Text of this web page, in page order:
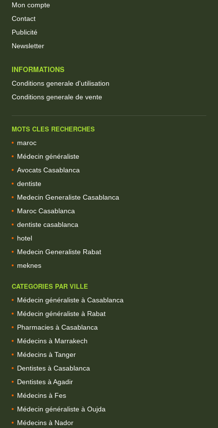
Mon compte
Contact
Publicité
Newsletter
INFORMATIONS
Conditions generale d'utilisation
Conditions generale de vente
MOTS CLES RECHERCHES
maroc
Médecin généraliste
Avocats Casablanca
dentiste
Medecin Generaliste Casablanca
Maroc Casablanca
dentiste casablanca
hotel
Medecin Generaliste Rabat
meknes
CATEGORIES PAR VILLE
Médecin généraliste à Casablanca
Médecin généraliste à Rabat
Pharmacies à Casablanca
Médecins à Marrakech
Médecins à Tanger
Dentistes à Casablanca
Dentistes à Agadir
Médecins à Fes
Médecin généraliste à Oujda
Médecins à Nador